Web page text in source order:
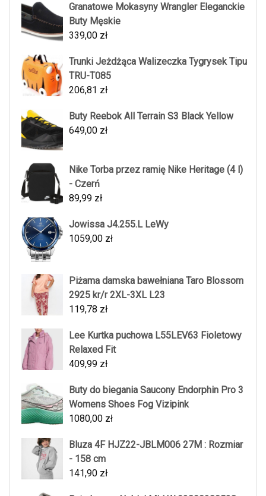
Granatowe Mokasyny Wrangler Eleganckie
Buty Męskie
339,00 zł
Trunki Jeżdżąca Walizeczka Tygrysek Tipu
TRU-T085
206,81 zł
Buty Reebok All Terrain S3 Black Yellow
649,00 zł
Nike Torba przez ramię Nike Heritage (4 l)
- Czerń
89,99 zł
Jowissa J4.255.L LeWy
1059,00 zł
Piżama damska bawełniana Taro Blossom
2925 kr/r 2XL-3XL L23
119,78 zł
Lee Kurtka puchowa L55LEV63 Fioletowy
Relaxed Fit
409,99 zł
Buty do biegania Saucony Endorphin Pro 3
Womens Shoes Fog Vizipink
1080,00 zł
Bluza 4F HJZ22-JBLM006 27M : Rozmiar
- 158 cm
141,90 zł